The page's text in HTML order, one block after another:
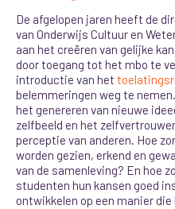
De afgelopen jaren heeft de
van Onderwijs Cultuur en
aan het creëren van gelijke
door toegang tot het mbo te
introductie van het
belemmeringen weg te
het genereren van nieuwe
zelfbeeld en het
perceptie van anderen. Hoe
worden gezien, erkend en
van de samenleving? En hoe
studenten hun kansen goed
ontwikkelen op een manier